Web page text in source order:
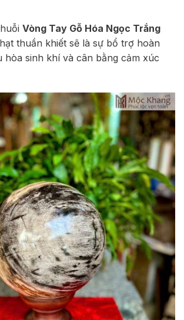
Vòng Tay Gỗ Hóa Ngọc Trắng
thuần khiết sẽ là sự bổ trợ hoàn
hòa sinh khí và cân bằng cảm xúc